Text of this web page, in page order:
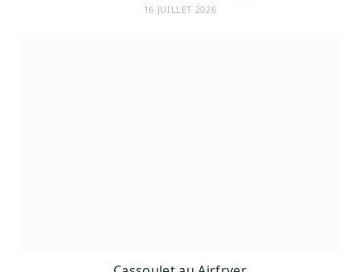
16 JUILLET 2026